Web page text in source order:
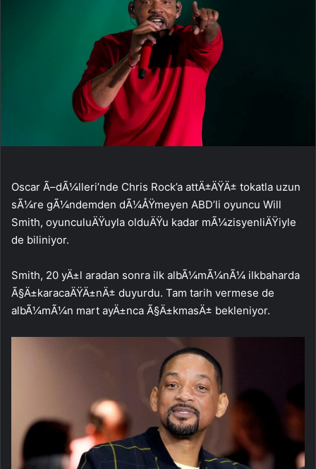
Oscar Ã–dÃ¼lleri’nde Chris Rock’a attÄ±ÄŸÄ± tokatla uzun
sÃ¼re gÃ¼ndemden dÃ¼ÅŸmeyen ABD’li oyuncu Will
Smith, oyunculuÄŸuyla olduÄŸu kadar mÃ¼zisyenliÄŸiyle
de biliniyor.
Smith, 20 yÄ±l aradan sonra ilk albÃ¼mÃ¼nÃ¼ ilkbaharda
Ã§Ä±karacaÄŸÄ±nÄ± duyurdu. Tam tarih vermese de
albÃ¼mÃ¼n mart ayÄ±nca Ã§Ä±kmasÄ± bekleniyor.